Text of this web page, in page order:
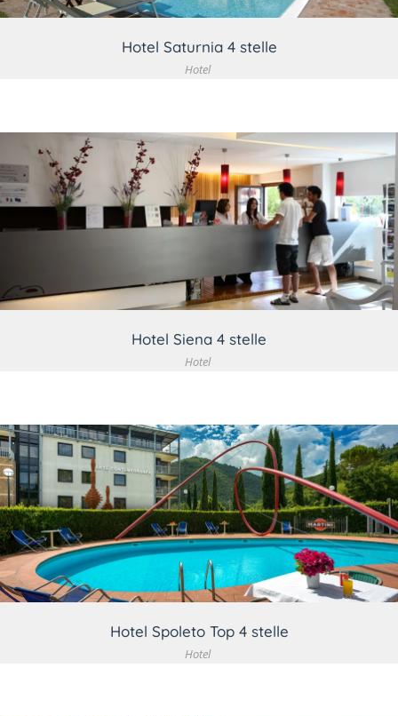
Hotel Saturnia 4 stelle
Hotel
VEDI DETTAGLIO
Hotel Siena 4 stelle
Hotel
VEDI DETTAGLIO
Hotel Spoleto Top 4 stelle
Hotel